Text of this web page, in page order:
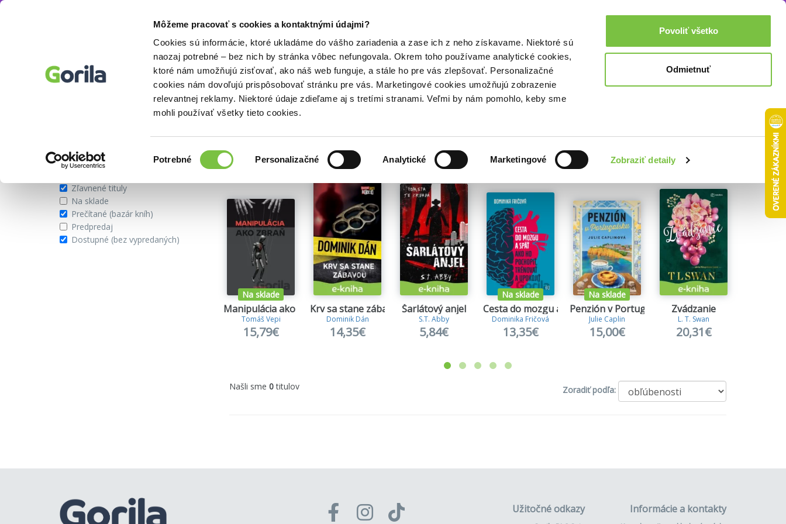
Môžeme pracovať s cookies a kontaktnými údajmi?
Cookies sú informácie, ktoré ukladáme do vášho zariadenia a zase ich z neho získavame. Niektoré sú
naozaj potrebné – bez nich by stránka vôbec nefungovala. Okrem toho používame analytické cookies,
ktoré nám umožňujú zisťovať, ako náš web funguje, a stále ho pre vás zlepšovať. Personalizačné
cookies nám dovoľujú prispôsobovať stránku pre vás. Marketingové cookies umožňujú zobrazenie
relevantnej reklamy. Niektoré údaje zdieľame aj s tretími stranami. Veľmi by nám pomohlo, keby sme
mohli používať všetky tieto cookies.
súhlasu
Potrebné Personalizačné Analytické Marketingové Zobraziť detaily
Povoliť všetko
Odmietnuť
Doplnky Prihlásenie 0,00€
Peter Baumjohann Akcie a zľavy
Autor Peter Baumjohann
Zobraziť iba
Zľavnené tituly
Na sklade
Prečítané (bazár kníh)
Predpredaj
Dostupné (bez vypredaných)
Vybrané pre teba
Na sklade
Manipulácia ako zbraň
Tomáš Vepi
15,79€
Krv sa stane zábavou
Dominik Dán
14,35€
Šarlátový anjel
S.T. Abby
5,84€
Na sklade
Cesta do mozgu a späť
Dominika Fričová
13,35€
Na sklade
Penzión v Portugalsku
Julie Caplin
15,00€
Zvádzanie
L. T. Swan
20,31€
Našli sme 0titulov Zoradiť podľa:
Užitočné odkazy Informácie a kontakty